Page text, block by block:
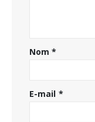
Nom*
E-mail *